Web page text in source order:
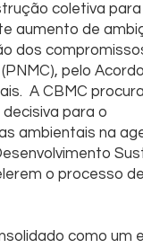
coletiva
aumento de
dos
pelo
A CBMC
para o
ambientais na
o processo de
como um